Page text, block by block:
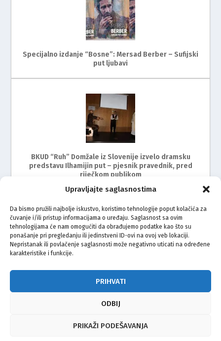
Upravljajte saglasnostima
Da bismo pružili najbolje iskustvo, koristimo tehnologije poput kolačića za
čuvanje i/ili pristup informacijama o uređaju. Saglasnost sa ovim
tehnologijama će nam omogućiti da obrađujemo podatke kao što su
ponašanje pri pregledanju ili jedinstveni ID-ovi na ovoj veb lokaciji.
Nepristanak ili povlačenje saglasnosti može negativno uticati na određene
karakteristike i funkcije.
PRIHVATI
ODBIJ
PRIKAŽI PODEŠAVANJA
Specijalno izdanje “Bosne”: Mersad Berber – Sufijski
put ljubavi
BKUD “Ruh” Domžale iz Slovenije izvelo dramsku
predstavu Ilhamijin put – pjesnik pravednik, pred
riječkom publikom
BKUD Sevdah Zagreb uspješno organizirao II. smotru
folklora i kulturnog stvaralaštva
© Vijeće bošnjačke nacionalne manjine Grada Zagreba 2026